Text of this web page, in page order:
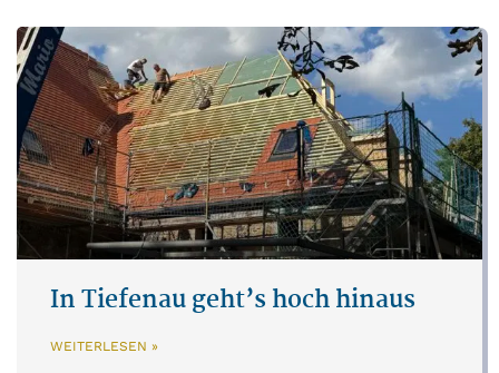
In Tiefenau geht’s hoch hinaus
WEITERLESEN »